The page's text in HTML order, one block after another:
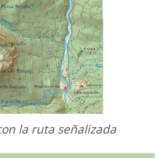
la ruta señalizada